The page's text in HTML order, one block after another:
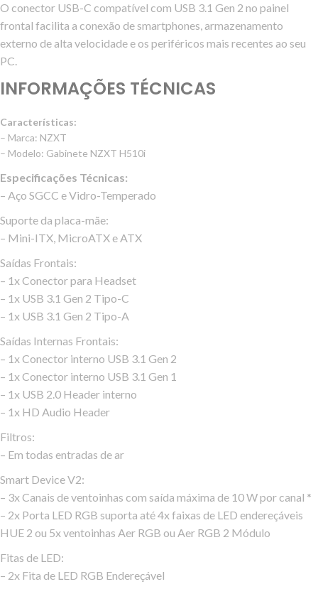
O conector USB-C compatível com USB 3.1 Gen 2 no painel
frontal facilita a conexão de smartphones, armazenamento
externo de alta velocidade e os periféricos mais recentes ao seu
PC.
INFORMAÇÕES TÉCNICAS
Características:
– Marca: NZXT
– Modelo: Gabinete NZXT H510i
Especificações Técnicas:
– Aço SGCC e Vidro-Temperado
Suporte da placa-mãe:
– Mini-ITX, MicroATX e ATX
Saídas Frontais:
– 1x Conector para Headset
– 1x USB 3.1 Gen 2 Tipo-C
– 1x USB 3.1 Gen 2 Tipo-A
Saídas Internas Frontais:
– 1x Conector interno USB 3.1 Gen 2
– 1x Conector interno USB 3.1 Gen 1
– 1x USB 2.0 Header interno
– 1x HD Audio Header
Filtros:
– Em todas entradas de ar
Smart Device V2:
– 3x Canais de ventoinhas com saída máxima de 10 W por canal *
– 2x Porta LED RGB suporta até 4x faixas de LED endereçáveis
HUE 2 ou 5x ventoinhas Aer RGB ou Aer RGB 2 Módulo
Fitas de LED:
– 2x Fita de LED RGB Endereçável